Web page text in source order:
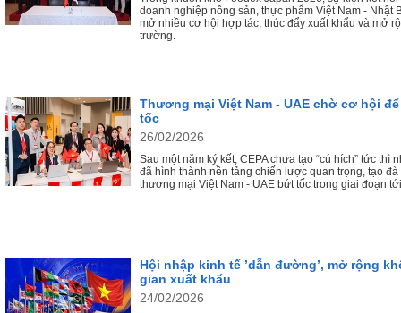
doanh nghiệp nông sản, thực phẩm Việt Nam - Nhật
mở nhiều cơ hội hợp tác, thúc đẩy xuất khẩu và mở
trường.
Thương mại Việt Nam - UAE chờ cơ hội
tốc
26/02/2026
Sau một năm ký kết, CEPA chưa tạo “cú hích” tức thì
đã hình thành nền tảng chiến lược quan trọng, tạo
thương mại Việt Nam - UAE bứt tốc trong giai đoạn
Hội nhập kinh tế ’dẫn đường’, mở rộng
gian xuất khẩu
24/02/2026